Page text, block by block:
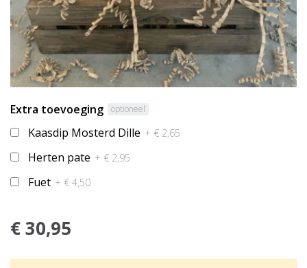
Extra toevoeging optioneel
Kaasdip Mosterd Dille + € 2,65
Herten pate + € 2,95
Fuet + € 4,50
€ 30,95